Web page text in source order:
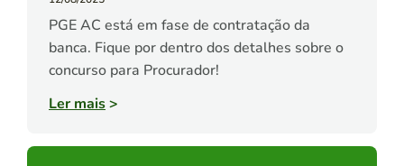
PGE AC está em fase de contratação da
banca. Fique por dentro dos detalhes sobre o
concurso para Procurador!
Ler mais>